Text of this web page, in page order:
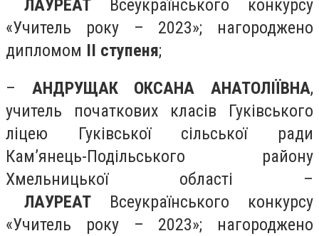
ЛАУРЕАТ Всеукраїнського конкурсу
«Учитель року – 2023»; нагороджено
дипломом ІІ ступеня;
– АНДРУЩАК ОКСАНА АНАТОЛІЇВНА,
учитель початкових класів Гуківського
ліцею Гуківської сільської ради
Кам’янець-Подільського району
Хмельницької області –
ЛАУРЕАТ Всеукраїнського конкурсу
«Учитель року – 2023»; нагороджено